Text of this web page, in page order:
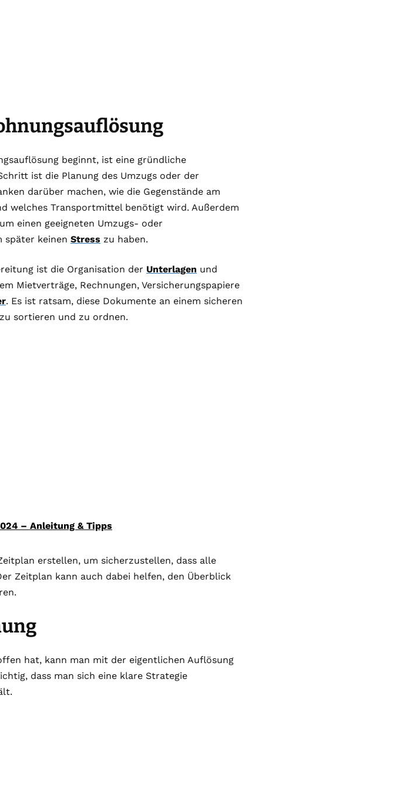
beginnt, ist eine gründliche
ist die Planung des Umzugs oder der
darüber machen, wie die Gegenstände am
welches Transportmittel benötigt wird. Außerdem
einen geeigneten Umzugs- oder
später keinen Stress zu haben.
ist die Organisation der Unterlagen und
Mietverträge, Rechnungen, Versicherungspapiere
. Es ist ratsam, diese Dokumente an einem sicheren
sortieren und zu ordnen.
– Anleitung & Tipps
erstellen, um sicherzustellen, dass alle
Zeitplan kann auch dabei helfen, den Überblick
hat, kann man mit der eigentlichen Auflösung
dass man sich eine klare Strategie